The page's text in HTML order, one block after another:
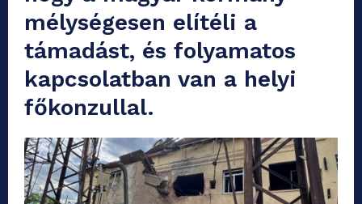
mélységesen elítéli a
támadást, és folyamatos
kapcsolatban van a helyi
főkonzullal.